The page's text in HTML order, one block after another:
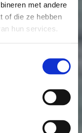
met andere
of die ze hebben
hun services.